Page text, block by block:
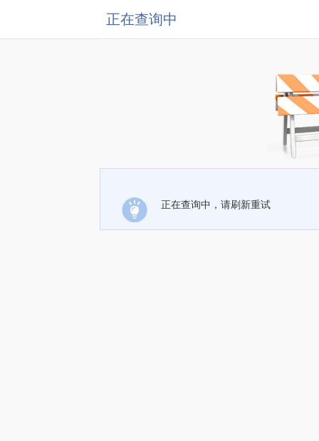
正在查询中
正在查询中，请刷新重试